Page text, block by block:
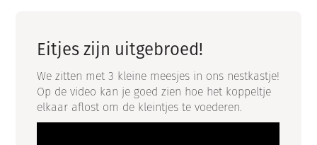
Eitjes zijn uitgebroed!
We zitten met 3 kleine meesjes in ons nestkastje!
Op de video kan je goed zien hoe het koppeltje
elkaar aflost om de kleintjes te voederen.